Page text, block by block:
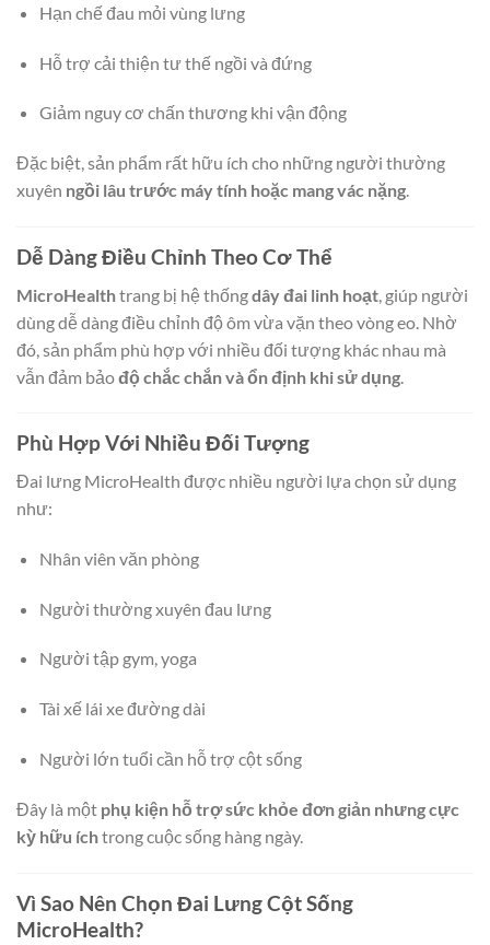
Hạn chế đau mỏi vùng lưng
Hỗ trợ cải thiện tư thế ngồi và đứng
Giảm nguy cơ chấn thương khi vận động
Đặc biệt, sản phẩm rất hữu ích cho những người thường
xuyên ngồi lâu trước máy tính hoặc mang vác nặng.
Dễ Dàng Điều Chỉnh Theo Cơ Thể
MicroHealthtrang bị hệ thốngdây đai linh hoạt , giúp người
dùng dễ dàng điều chỉnh độ ôm vừa vặn theo vòng eo. Nhờ
đó, sản phẩm phù hợp với nhiều đối tượng khác nhau mà
vẫn đảm bảođộ chắc chắn và ổn định khi sử dụng
Phù Hợp Với Nhiều Đối Tượng
Đai lưng MicroHealth được nhiều người lựa chọn sử dụng
như:
Nhân viên văn phòng
Người thường xuyên đau lưng
Người tập gym, yoga
Tài xế lái xe đường dài
Người lớn tuổi cần hỗ trợ cột sống
Đây là một phụ kiện hỗ trợ sức khỏe đơn giản nhưng cực
kỳ hữu íchtrong cuộc sống hàng ngày.
Vì Sao Nên Chọn Đai Lưng Cột Sống
MicroHealth?